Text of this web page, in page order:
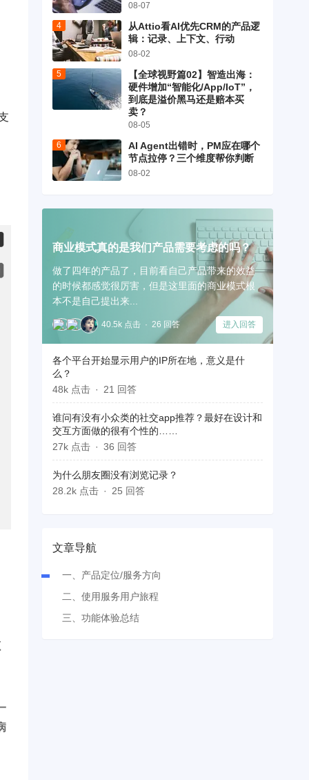
08-07
从Attio看AI优先CRM的产品逻
辑：记录、上下文、行动
08-02
【全球视野篇02】智造出海：
硬件增加“智能化/App/IoT”，
到底是溢价黑马还是赔本买
卖？
08-05
AI Agent出错时，PM应在哪个
节点拉停？三个维度帮你判断
08-02
商业模式真的是我们产品需要考虑的吗？
做了四年的产品了，目前看自己产品带来的效益
的时候都感觉很厉害，但是这里面的商业模式根
本不是自己提出来...
40.5k 点击 26 回答 进入回答
各个平台开始显示用户的IP所在地，意义是什
么？
48k 点击
21 回答
谁问有没有小众类的社交app推荐？最好在设计和
交互方面做的很有个性的……
27k 点击
36 回答
为什么朋友圈没有浏览记录？
28.2k 点击
25 回答
文章导航
一、产品定位/服务方向
二、使用服务用户旅程
三、功能体验总结